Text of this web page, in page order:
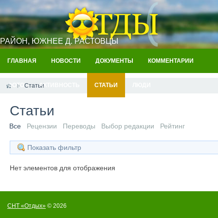
РАЙОН, ЮЖНЕЕ Д. РАСТОВЦЫ
ГЛАВНАЯ НОВОСТИ ДОКУМЕНТЫ КОММЕНТАРИИ
ФОТО АКТИВНОСТЬ СТАТЬИ
Статьи
Статьи
Все Рецензии Переводы Выбор редакции Рейтинг
Показать фильтр
Нет элементов для отображения
СНТ «Отдых» © 2026